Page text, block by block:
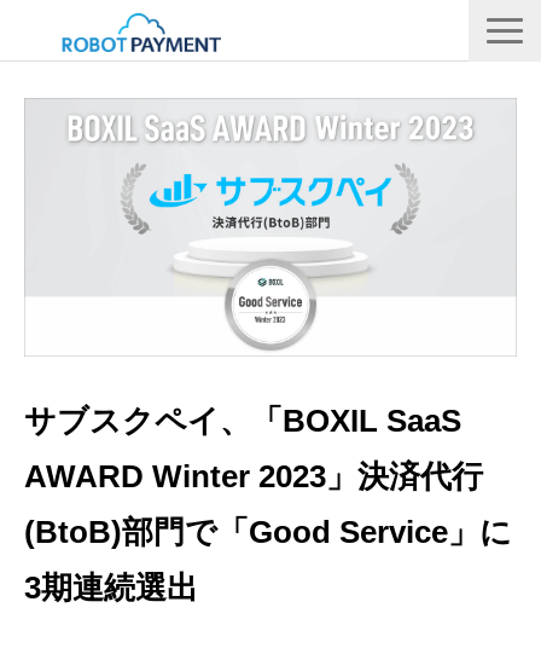
CVC
会社情報
IR
採用情報
メディア
サブスクペイ、「BOXIL SaaS
AWARD Winter 2023」決済代行
(BtoB)部門で「Good Service」に
3期連続選出